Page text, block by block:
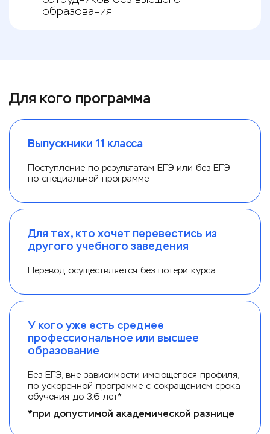
образования
Для кого программа
Выпускники 11 класса
Поступление по результатам ЕГЭ или без ЕГЭ
по специальной программе
Для тех, кто хочет перевестись из
другого учебного заведения
Перевод осуществляется без потери курса
У кого уже есть среднее
профессиональное или высшее
образование
Без ЕГЭ, вне зависимости имеющегося профиля,
по ускоренной программе с сокращением срока
обучения до 3.6 лет*
*при допустимой академической разнице